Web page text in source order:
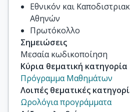
Εθνικόν και
Αθηνών
Πρωτόκολλο
Σημειώσεις
Μεσαία κωδικοποίηση
Κύρια θεματική κατηγορία
Πρόγραμμα Μαθημάτων
Λοιπές θεματικές
Ωρολόγια προγράμματα